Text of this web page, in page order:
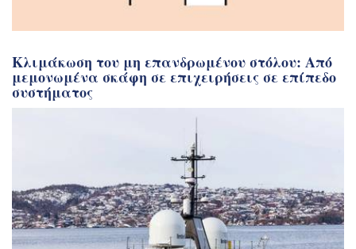
Κλιμάκωση του μη επανδρωμένου στόλου: Από
μεμονωμένα σκάφη σε επιχειρήσεις σε επίπεδο
συστήματος